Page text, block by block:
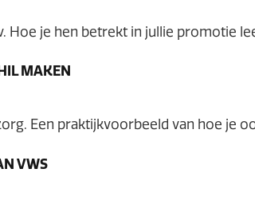
Hoe je hen betrekt in jullie promotie
MAKEN
Een praktijkvoorbeeld van hoe je
VWS